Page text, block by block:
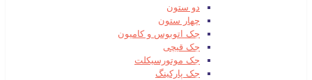
دو ستون
چهار ستون
جک اتوبوس و کامیون
جک قیچی
جک موتورسیکلت
جک پارکینگ